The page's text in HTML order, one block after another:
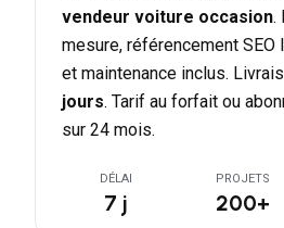
vendeur voiture occasion.
mesure, référencement SEO
et maintenance inclus.
jours. Tarif au forfait ou
sur 24 mois.
DÉLAI
7 j
PROJETS
200+